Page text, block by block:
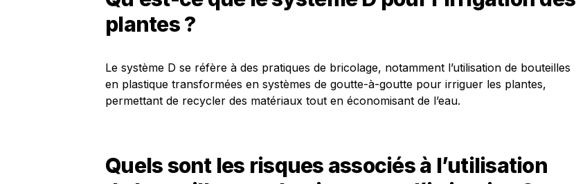
plantes ?
Le système D se réfère à des pratiques de bricolage, notamment l’utilisation de bouteilles
en plastique transformées en systèmes de goutte-à-goutte pour irriguer les plantes,
permettant de recycler des matériaux tout en économisant de l’eau.
Quels sont les risques associés à l’utilisation